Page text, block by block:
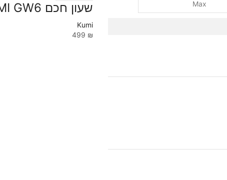
שעון חכם KUMI GW6
Kumi
499 ₪